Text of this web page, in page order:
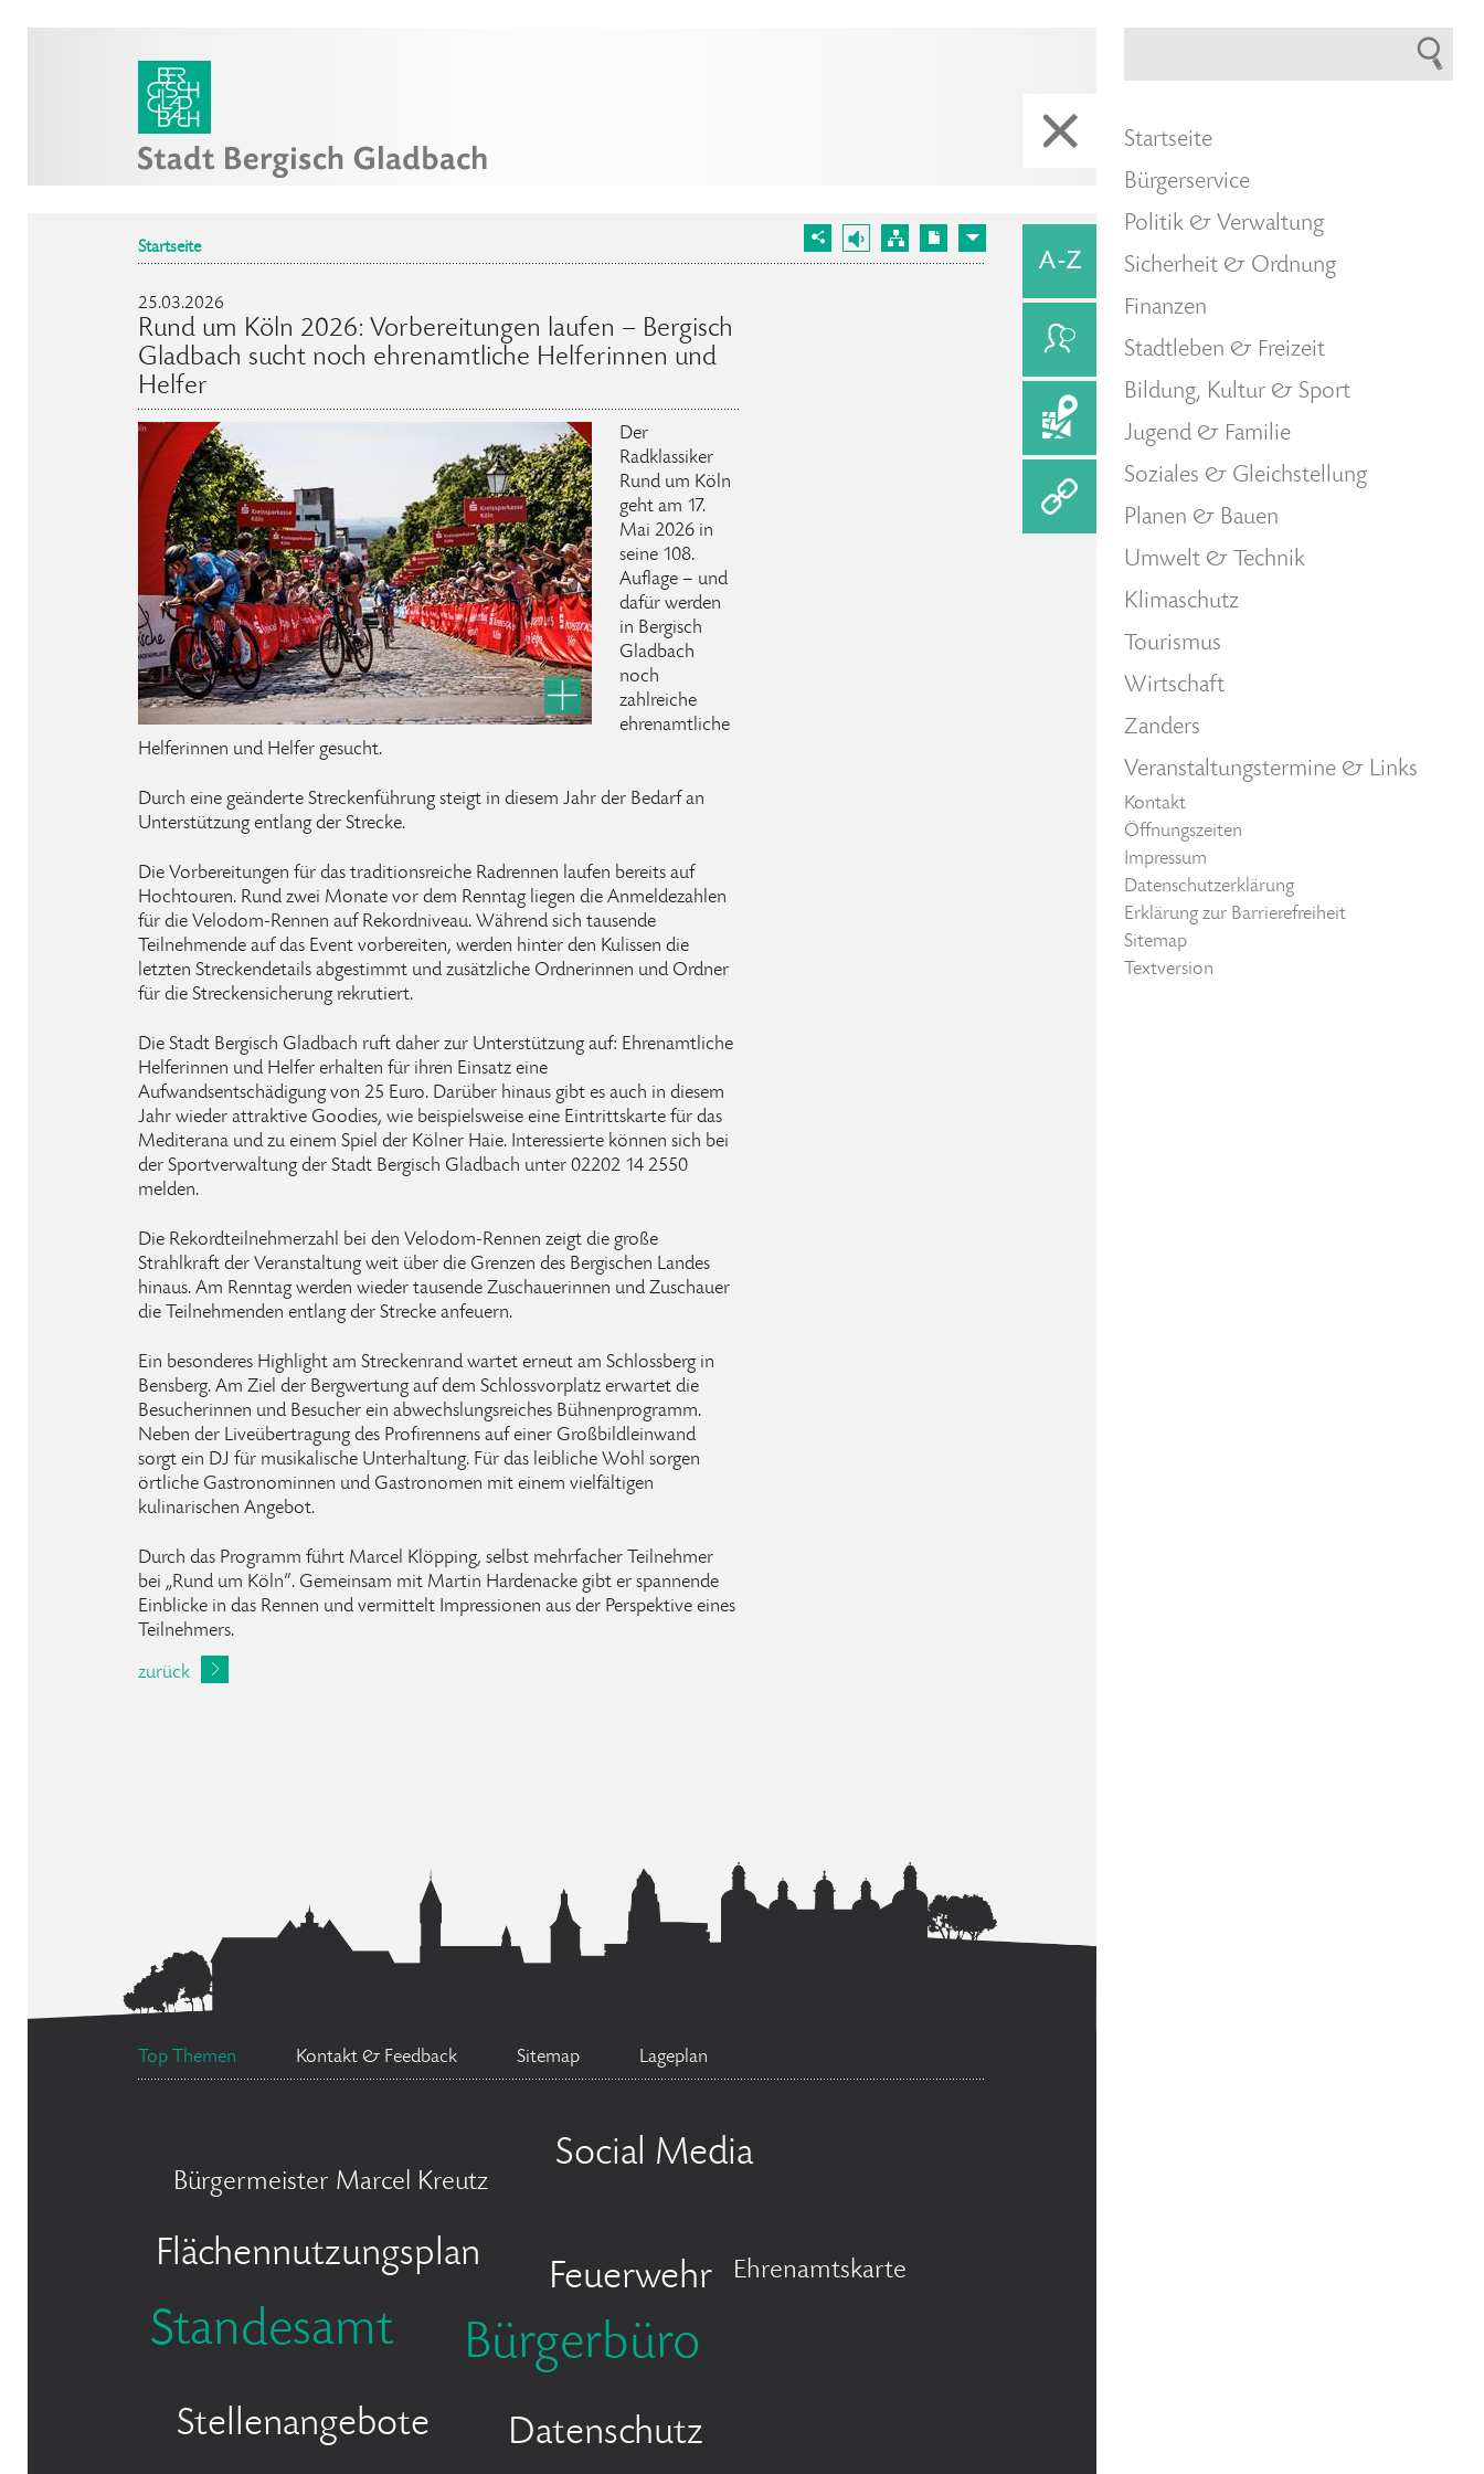
Startseite
25.03.2026
Rund um Köln 2026: Vorbereitungen laufen – Bergisch
Gladbach sucht noch ehrenamtliche Helferinnen und
Helfer
Der
Radklassiker
Rund um Köln
geht am 17.
Mai 2026 in
seine 108.
Auflage – und
dafür werden
in Bergisch
Gladbach
noch
zahlreiche
ehrenamtliche
Helferinnen und Helfer gesucht.
Durch eine geänderte Streckenführung steigt in diesem Jahr der Bedarf an
Unterstützung entlang der Strecke.
Die Vorbereitungen für das traditionsreiche Radrennen laufen bereits auf
Hochtouren. Rund zwei Monate vor dem Renntag liegen die Anmeldezahlen
für die Velodom-Rennen auf Rekordniveau. Während sich tausende
Teilnehmende auf das Event vorbereiten, werden hinter den Kulissen die
letzten Streckendetails abgestimmt und zusätzliche Ordnerinnen und Ordner
für die Streckensicherung rekrutiert.
Die Stadt Bergisch Gladbach ruft daher zur Unterstützung auf: Ehrenamtliche
Helferinnen und Helfer erhalten für ihren Einsatz eine
Aufwandsentschädigung von 25 Euro. Darüber hinaus gibt es auch in diesem
Jahr wieder attraktive Goodies, wie beispielsweise eine Eintrittskarte für das
Mediterana und zu einem Spiel der Kölner Haie. Interessierte können sich bei
der Sportverwaltung der Stadt Bergisch Gladbach unter 02202 14 2550
melden.
Die Rekordteilnehmerzahl bei den Velodom-Rennen zeigt die große
Strahlkraft der Veranstaltung weit über die Grenzen des Bergischen Landes
hinaus. Am Renntag werden wieder tausende Zuschauerinnen und Zuschauer
die Teilnehmenden entlang der Strecke anfeuern.
Ein besonderes Highlight am Streckenrand wartet erneut am Schlossberg in
Bensberg. Am Ziel der Bergwertung auf dem Schlossvorplatz erwartet die
Besucherinnen und Besucher ein abwechslungsreiches Bühnenprogramm.
Neben der Liveübertragung des Profirennens auf einer Großbildleinwand
sorgt ein DJ für musikalische Unterhaltung. Für das leibliche Wohl sorgen
örtliche Gastronominnen und Gastronomen mit einem vielfältigen
kulinarischen Angebot.
Durch das Programm führt Marcel Klöpping, selbst mehrfacher Teilnehmer
bei „Rund um Köln“. Gemeinsam mit Martin Hardenacke gibt er spannende
Einblicke in das Rennen und vermittelt Impressionen aus der Perspektive eines
Teilnehmers.
zurück
Top Themen Kontakt & Feedback Sitemap Lageplan
Bürgermeister Marcel Kreutz
Social Media
Flächennutzungsplan
Feuerwehr Ehrenamtskarte
Standesamt Bürgerbüro
Stellenangebote Datenschutz
Startseite
Bürgerservice
Politik & Verwaltung
Sicherheit & Ordnung
Finanzen
Stadtleben & Freizeit
Bildung, Kultur & Sport
Jugend & Familie
Soziales & Gleichstellung
Planen & Bauen
Umwelt & Technik
Klimaschutz
Tourismus
Wirtschaft
Zanders
Veranstaltungstermine & Links
Kontakt
Öffnungszeiten
Impressum
Datenschutzerklärung
Erklärung zur Barrierefreiheit
Sitemap
Textversion